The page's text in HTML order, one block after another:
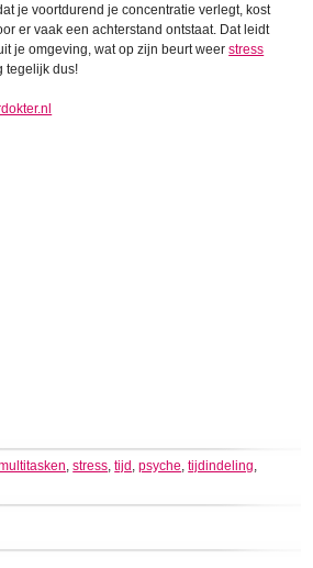
je voortdurend je concentratie verlegt, kost
er vaak een achterstand ontstaat. Dat leidt
je omgeving, wat op zijn beurt weerstress
tegelijk dus!
,stress,tijd ,psyche,tijdindeling,